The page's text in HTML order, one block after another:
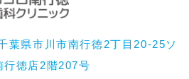
葉県市川市南行徳2丁目20-25ソ
行徳店2階207号